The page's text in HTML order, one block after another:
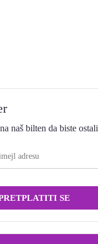
naš bilten da biste ostali
SE